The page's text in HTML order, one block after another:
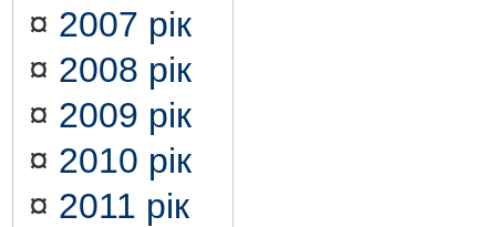
¤ 2007 рік
¤ 2008 рік
¤ 2009 рік
¤ 2010 рік
¤ 2011 рік